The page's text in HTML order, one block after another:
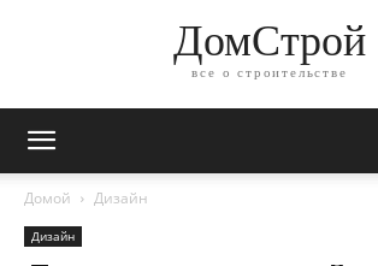
ДомСтрой
все о строительстве
Домой Дизайн
Дизайн